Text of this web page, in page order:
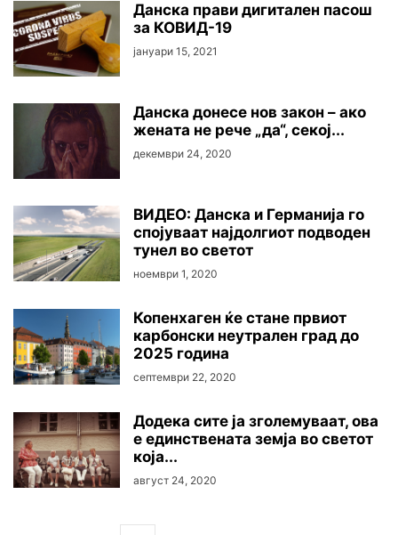
Данска прави дигитален пасош
за КОВИД-19
јануари 15, 2021
Данска донесе нов закон – ако
жената не рече „да“, секој...
декември 24, 2020
ВИДЕО: Данска и Германија го
спојуваат најдолгиот подводен
тунел во светот
ноември 1, 2020
Копенхаген ќе стане првиот
карбонски неутрален град до
2025 година
септември 22, 2020
Додека сите ја зголемуваат, ова
е единствената земја во светот
која...
август 24, 2020